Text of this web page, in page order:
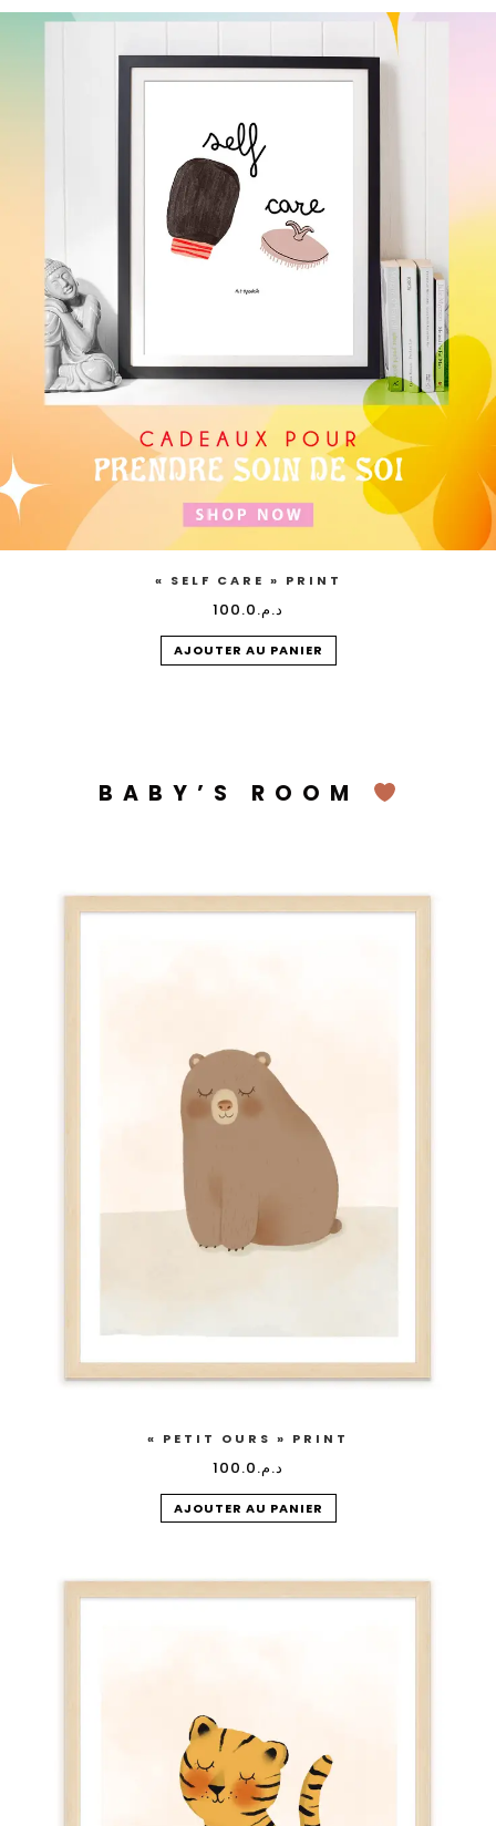
« SELF CARE » PRINT
د.م.100.0
AJOUTER AU PANIER
BABY’S ROOM
« PETIT OURS » PRINT
د.م.100.0
AJOUTER AU PANIER